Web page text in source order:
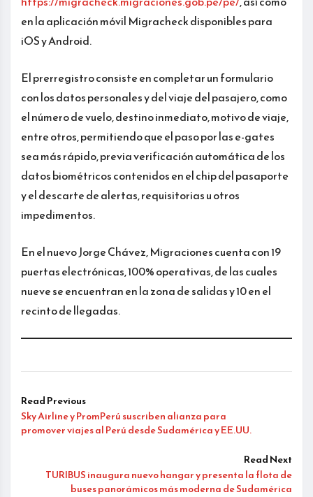
en la aplicación móvil Migracheck disponibles para
iOS y Android.
El prerregistro consiste en completar un formulario
con los datos personales y del viaje del pasajero, como
el número de vuelo, destino inmediato, motivo de viaje,
entre otros, permitiendo que el paso por las e-gates
sea más rápido, previa verificación automática de los
datos biométricos contenidos en el chip del pasaporte
y el descarte de alertas, requisitorias u otros
impedimentos.
En el nuevo Jorge Chávez, Migraciones cuenta con 19
puertas electrónicas, 100% operativas, de las cuales
nueve se encuentran en la zona de salidas y 10 en el
recinto de llegadas.
Read Previous
Sky Airline y PromPerú suscriben alianza para
promover viajes al Perú desde Sudamérica y EE.UU.
Read Next
TURIBUS inaugura nuevo hangar y presenta la flota de
buses panorámicos más moderna de Sudamérica